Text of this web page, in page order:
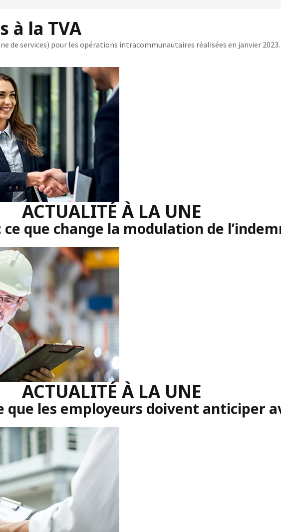
à la TVA
de services) pour les opérations intracommunautaires réalisées en janvier 2023.
ACTUALITÉ À LA UNE
que change la modulation de
ACTUALITÉ À LA UNE
que les employeurs doivent anticiper